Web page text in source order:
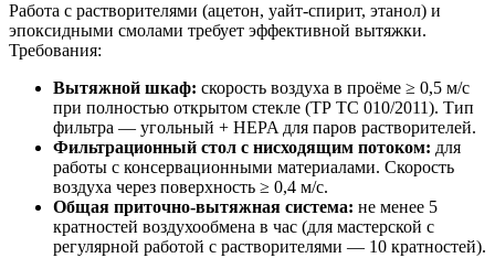
Работа с растворителями (ацетон, уайт-спирит, этанол) и
эпоксидными смолами требует эффективной вытяжки.
Требования:
Вытяжной шкаф: скорость воздуха в проёме ≥ 0,5 м/с
при полностью открытом стекле (ТР ТС 010/2011). Тип
фильтра — угольный + HEPA для паров растворителей.
Фильтрационный стол с нисходящим потоком: для
работы с консервационными материалами. Скорость
воздуха через поверхность ≥ 0,4 м/с.
Общая приточно-вытяжная система: не менее 5
кратностей воздухообмена в час (для мастерской с
регулярной работой с растворителями — 10 кратностей).